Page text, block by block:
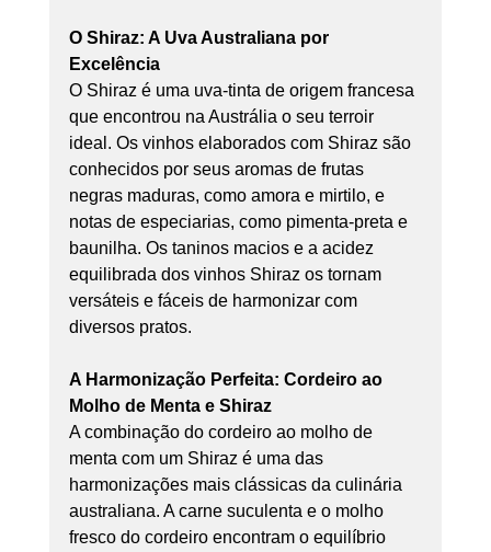
O Shiraz: A Uva Australiana por
Excelência
O Shiraz é uma uva-tinta de origem francesa
que encontrou na Austrália o seu terroir
ideal. Os vinhos elaborados com Shiraz são
conhecidos por seus aromas de frutas
negras maduras, como amora e mirtilo, e
notas de especiarias, como pimenta-preta e
baunilha. Os taninos macios e a acidez
equilibrada dos vinhos Shiraz os tornam
versáteis e fáceis de harmonizar com
diversos pratos.
A Harmonização Perfeita: Cordeiro ao
Molho de Menta e Shiraz
A combinação do cordeiro ao molho de
menta com um Shiraz é uma das
harmonizações mais clássicas da culinária
australiana. A carne suculenta e o molho
fresco do cordeiro encontram o equilíbrio